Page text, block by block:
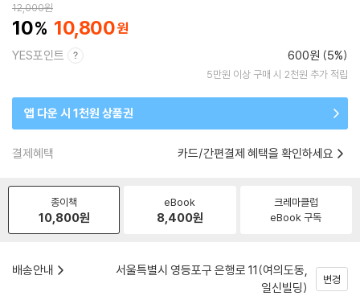
12,000원
10 10,800
YES포인트 600원 (5%)
5만원 이상 구매 시 2천원 추가 적립
앱 다운 시 1천원 상품권
결제혜택 카드/간편결제 혜택을 확인하세요
종이책
10,800원
eBook
8,400원
크레마클럽
eBook 구독
배송안내
서울특별시 영등포구 은행로 11(여의도동,
일신빌딩)
변경